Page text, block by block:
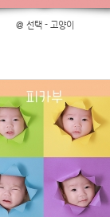
@ 선택 - 고양이